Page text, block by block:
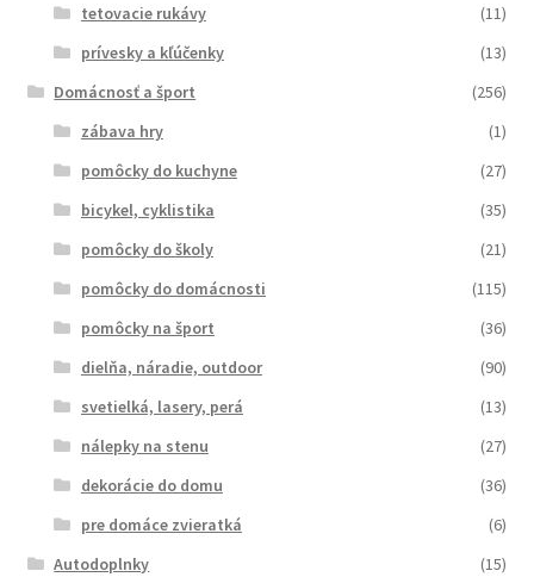
tetovacie rukávy
(11)
prívesky a kľúčenky
(13)
Domácnosť a šport
(256)
zábava hry
(1)
pomôcky do kuchyne
(27)
bicykel, cyklistika
(35)
pomôcky do školy
(21)
pomôcky do domácnosti
(115)
pomôcky na šport
(36)
dielňa, náradie, outdoor
(90)
svetielká, lasery, perá
(13)
nálepky na stenu
(27)
dekorácie do domu
(36)
pre domáce zvieratká
(6)
Autodoplnky
(15)